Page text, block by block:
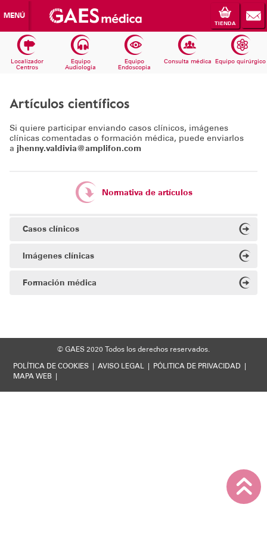
MENÚ
TIENDA
Localizador
Centros
Equipo
Audiologia
Equipo
Endoscopia
Consulta médica Equipo quirúrgico
Artículos científicos
Si quiere participar enviando casos clínicos, imágenes
clínicas comentadas o formación médica, puede enviarlos
a jhenny.valdivia@amplifon.com
Normativa de artículos
Casos clínicos
Imágenes clínicas
Formación médica
© GAES 2020 Todos los derechos reservados.
POLÍTICA DE COOKIES | AVISO LEGAL | PÓLITICA DE PRIVACIDAD |
MAPA WEB |